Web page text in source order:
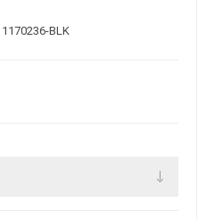
1170236-BLK